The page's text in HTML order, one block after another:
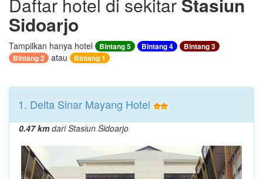
Sidoarjo
Tampilkan hanya hotel Bintang 5 Bintang 4
Bintang 3
Bintang 2
atau Bintang 1
1. Delta Sinar Mayang Hotel
0.47 kmdari Stasiun Sidoarjo